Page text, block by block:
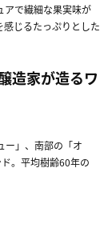
アで繊細な果実味が
じるたっぷりとした
造家が造るワ
ー」、南部の「オ
。平均樹齢60年の